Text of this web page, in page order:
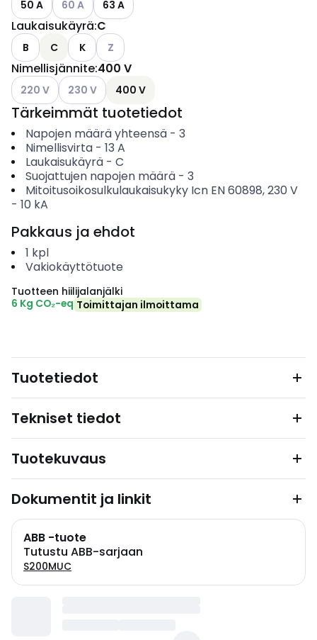
50 A
60 A 63 A
Laukaisukäyrä:C
B C K Katso käytettävissä olevat vaihtoehdot
Z
Nimellisjännite:400 V
Katso käytettävissä olevat vaihtoehdot
220 V Katso käytettävissä olevat vaihtoehdot
230 V 400 V
Tärkeimmät tuotetiedot
Napojen määrä yhteensä- 3
Nimellisvirta- 13 A
Laukaisukäyrä- C
Suojattujen napojen määrä- 3
Mitoitusoikosulkulaukaisukyky Icn EN 60898, 230 V
- 10 kA
Pakkaus ja ehdot
1 kpl
Vakiokäyttötuote
Tuotteen hiilijalanjälki
6 Kg CO₂-eq Toimittajan ilmoittama
Tuotetiedot
Tekniset tiedot
Tuotekuvaus
Dokumentit ja linkit
ABB -tuote
Tutustu ABB-sarjaan
S200MUC